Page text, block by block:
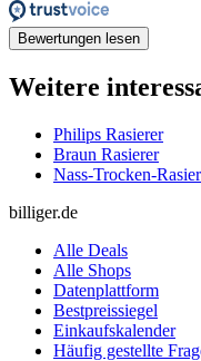
Bewertungen lesen
Weitere
Philips Rasierer
Braun Rasierer
Nass-Trocken-
billiger.de
Alle Deals
Alle Shops
Datenplattform
Bestpreissiegel
Einkaufskalender
Häufig gestellte